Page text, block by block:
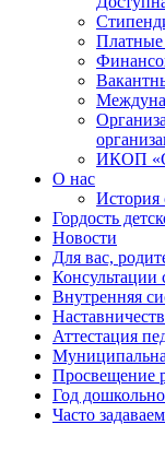
Платные
ИКОП
О нас
История
Гордость
Новости
Для вас,
Консультации
Внутренняя
Аттестация
Просвещение
Год
Часто